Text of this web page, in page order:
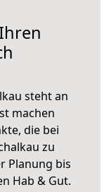
steht an
machen
die bei
zu
Planung bis
Hab & Gut.